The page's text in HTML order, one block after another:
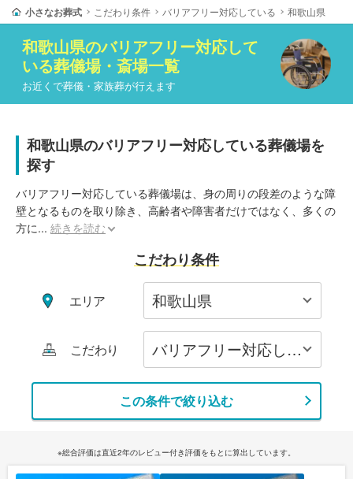
小さなお葬式 こだわり条件 バリアフリー対応している 和歌山県
和歌山県のバリアフリー対応して
いる葬儀場・斎場一覧
お近くで葬儀・家族葬が行えます
和歌山県のバリアフリー対応している葬儀場を
探す
バリアフリー対応している葬儀場は、身の周りの段差のような障
壁となるものを取り除き、高齢者や障害者だけではなく、多くの
方に... 続きを読む
こだわり条件
エリア
こだわり
この条件で絞り込む
※総合評価は直近2年のレビュー付き評価をもとに算出しています。